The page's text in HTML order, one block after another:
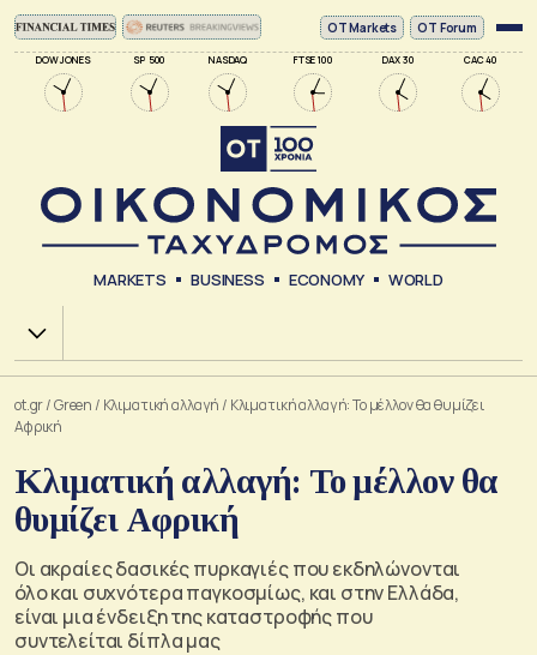
DOW JONES SP 500 NASDAQ FTSE 100 DAX 30 CAC 40
ΟΤ Markets OT Forum
MARKETS BUSINESS ECONOMY WORLD
Χ.Α.
ot.gr/Green / Κλιματική αλλαγή / Κλιματική αλλαγή: Το μέλλον θα θυμίζει
Αφρική
Κλιματική αλλαγή: Το μέλλον θα
θυμίζει Αφρική
Οι ακραίες δασικές πυρκαγιές που εκδηλώνονται
όλο και συχνότερα παγκοσμίως, και στην Ελλάδα,
είναι μια ένδειξη της καταστροφής που
συντελείται δίπλα μας